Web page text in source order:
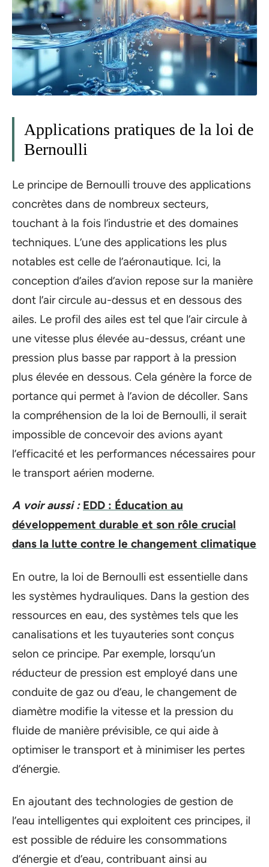
Applications pratiques de la loi de
Bernoulli
Le principe de Bernoulli trouve des applications
concrètes dans de nombreux secteurs,
touchant à la fois l’industrie et des domaines
techniques. L’une des applications les plus
notables est celle de l’aéronautique. Ici, la
conception d’ailes d’avion repose sur la manière
dont l’air circule au-dessus et en dessous des
ailes. Le profil des ailes est tel que l’air circule à
une vitesse plus élevée au-dessus, créant une
pression plus basse par rapport à la pression
plus élevée en dessous. Cela génère la force de
portance qui permet à l’avion de décoller. Sans
la compréhension de la loi de Bernoulli, il serait
impossible de concevoir des avions ayant
l’efficacité et les performances nécessaires pour
le transport aérien moderne.
A voir aussi : EDD : Éducation au
développement durable et son rôle crucial
dans la lutte contre le changement climatique
En outre, la loi de Bernoulli est essentielle dans
les systèmes hydrauliques. Dans la gestion des
ressources en eau, des systèmes tels que les
canalisations et les tuyauteries sont conçus
selon ce principe. Par exemple, lorsqu’un
réducteur de pression est employé dans une
conduite de gaz ou d’eau, le changement de
diamètre modifie la vitesse et la pression du
fluide de manière prévisible, ce qui aide à
optimiser le transport et à minimiser les pertes
d’énergie.
En ajoutant des technologies de gestion de
l’eau intelligentes qui exploitent ces principes, il
est possible de réduire les consommations
d’énergie et d’eau, contribuant ainsi au